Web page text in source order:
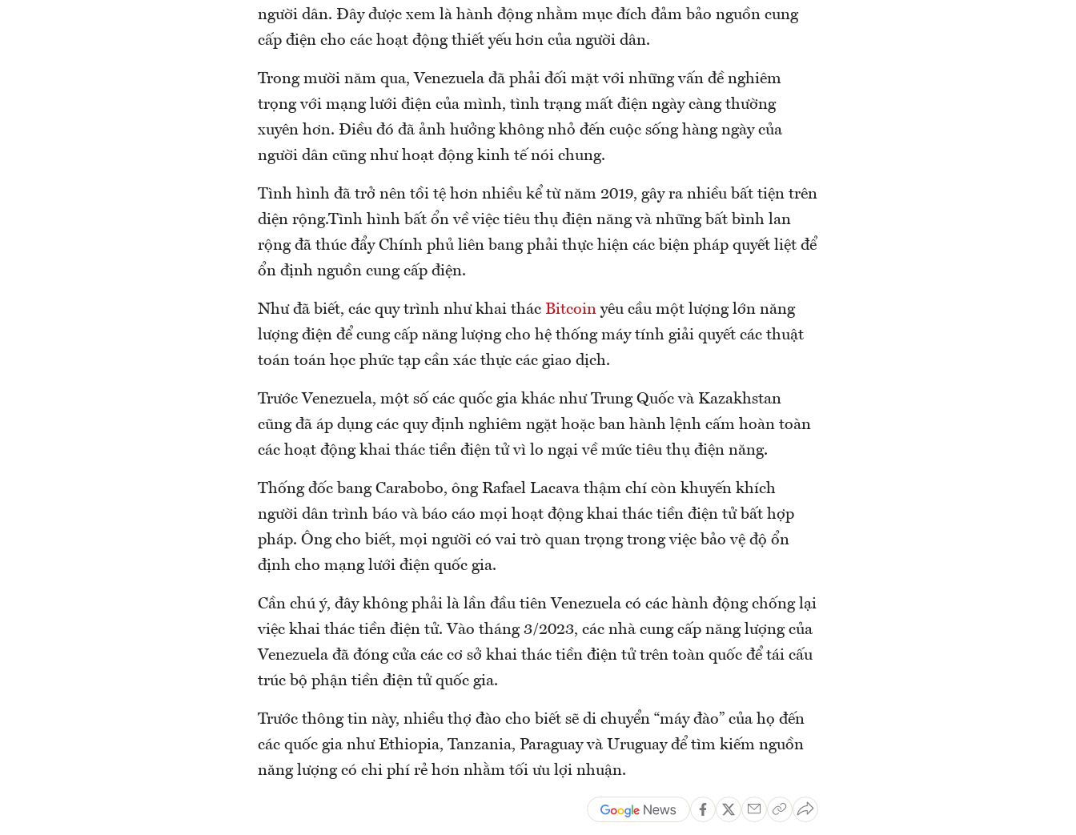
người dân. Đây được xem là hành động nhằm mục đích đảm bảo nguồn cung
cấp điện cho các hoạt động thiết yếu hơn của người dân.
Trong mười năm qua, Venezuela đã phải đối mặt với những vấn đề nghiêm
trọng với mạng lưới điện của mình, tình trạng mất điện ngày càng thường
xuyên hơn. Điều đó đã ảnh hưởng không nhỏ đến cuộc sống hàng ngày của
người dân cũng như hoạt động kinh tế nói chung.
Tình hình đã trở nên tồi tệ hơn nhiều kể từ năm 2019, gây ra nhiều bất tiện trên
diện rộng.Tình hình bất ổn về việc tiêu thụ điện năng và những bất bình lan
rộng đã thúc đẩy Chính phủ liên bang phải thực hiện các biện pháp quyết liệt để
ổn định nguồn cung cấp điện.
Như đã biết, các quy trình như khai thác Bitcoin yêu cầu một lượng lớn năng
lượng điện để cung cấp năng lượng cho hệ thống máy tính giải quyết các thuật
toán toán học phức tạp cần xác thực các giao dịch.
Trước Venezuela, một số các quốc gia khác như Trung Quốc và Kazakhstan
cũng đã áp dụng các quy định nghiêm ngặt hoặc ban hành lệnh cấm hoàn toàn
các hoạt động khai thác tiền điện tử vì lo ngại về mức tiêu thụ điện năng.
Thống đốc bang Carabobo, ông Rafael Lacava thậm chí còn khuyến khích
người dân trình báo và báo cáo mọi hoạt động khai thác tiền điện tử bất hợp
pháp. Ông cho biết, mọi người có vai trò quan trọng trong việc bảo vệ độ ổn
định cho mạng lưới điện quốc gia.
Cần chú ý, đây không phải là lần đầu tiên Venezuela có các hành động chống lại
việc khai thác tiền điện tử. Vào tháng 3/2023, các nhà cung cấp năng lượng của
Venezuela đã đóng cửa các cơ sở khai thác tiền điện tử trên toàn quốc để tái cấu
trúc bộ phận tiền điện tử quốc gia.
Trước thông tin này, nhiều thợ đào cho biết sẽ di chuyển “máy đào” của họ đến
các quốc gia như Ethiopia, Tanzania, Paraguay và Uruguay để tìm kiếm nguồn
năng lượng có chi phí rẻ hơn nhằm tối ưu lợi nhuận.